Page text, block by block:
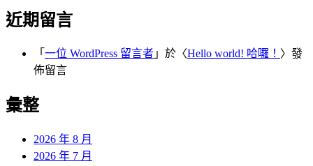
近期留言
「 一位 WordPress 留言者 」於〈Hello world! 哈囉！ 〉發
佈留言
彙整
2026 年 8 月
2026 年 7 月